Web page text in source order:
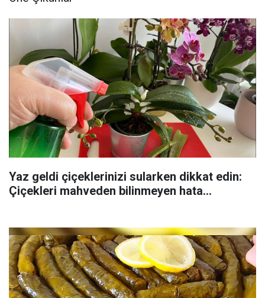
Yaz geldi çiçeklerinizi sularken dikkat edin:
Çiçekleri mahveden bilinmeyen hata...